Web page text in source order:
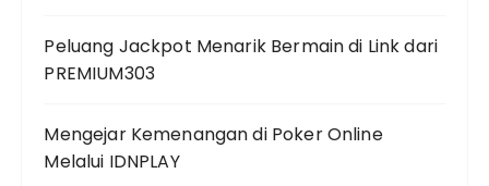
Peluang Jackpot Menarik Bermain di Link dari
PREMIUM303
Mengejar Kemenangan di Poker Online
Melalui IDNPLAY